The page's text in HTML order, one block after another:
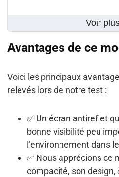
Voir plus
Avantages de ce
Voici les principaux
relevés lors de notre test :
✅ Un écran antireflet
bonne visibilité peu
l’environnement dans
✅ Nous apprécions ce
compacité, son design,